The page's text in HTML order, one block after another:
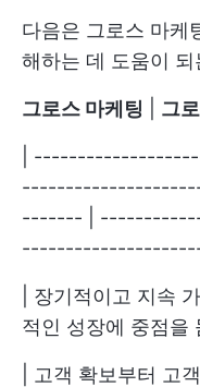
다음은 그로스 마케
해하는 데 도움이
그로스 마케팅 그
|
------- |
---------------------
| 장기적이고 지속
적인 성장에 중점을
| 고객 확보부터 고